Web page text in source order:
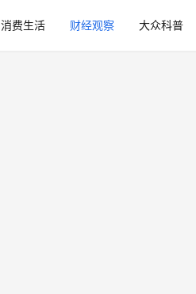
消费生活 财经观察 大众科普